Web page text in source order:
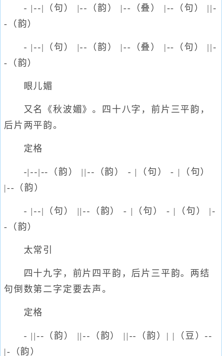
- |--|（句） |--（韵） |--（叠） |--（句） ||-
-（韵）
- |--|（句） |--（韵） |--（叠） |--（句） ||-
-（韵）
眼儿媚
又名《秋波媚》。四十八字，前片三平韵，
后片两平韵。
定格
-|--|--（韵） ||--（韵） - |（句） - |（句）
|--（韵）
- |--|（句） ||--（韵） - |（句） - |（句） |-
-（韵）
太常引
四十九字，前片四平韵，后片三平韵。两结
句倒数第二字定要去声。
定格
- ||--（韵） ||--（韵） ||--（韵）| |（豆）--
|-（韵）